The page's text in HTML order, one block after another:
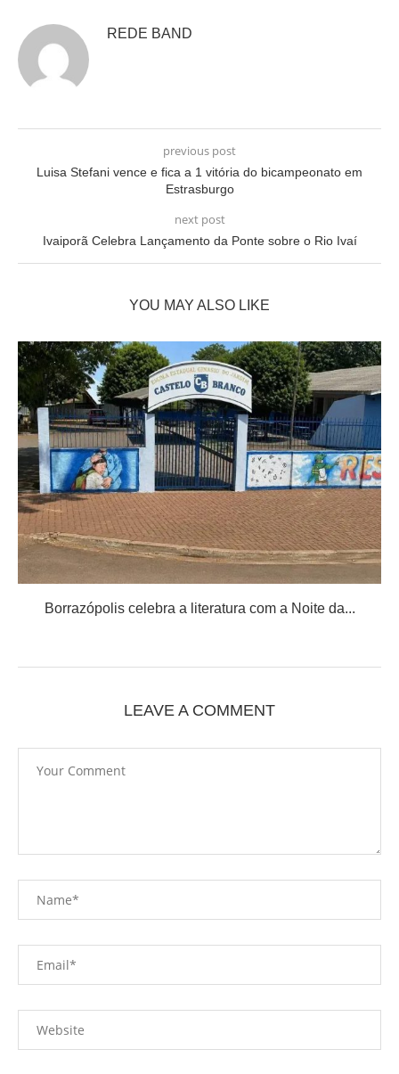
REDE BAND
previous post
Luisa Stefani vence e fica a 1 vitória do bicampeonato em
Estrasburgo
next post
Ivaiporã Celebra Lançamento da Ponte sobre o Rio Ivaí
YOU MAY ALSO LIKE
Borrazópolis celebra a literatura com a Noite da...
LEAVE A COMMENT